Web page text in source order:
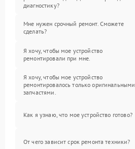
диагностику?
Мне нужен срочный ремонт. Сможете
сделать?
Я хочу, чтобы мое устройство
ремонтировали при мне.
Я хочу, чтобы мое устройство
ремонтировалось только оригинальными
запчастями.
Как я узнаю, что мое устройство готово?
От чего зависит срок ремонта техники?